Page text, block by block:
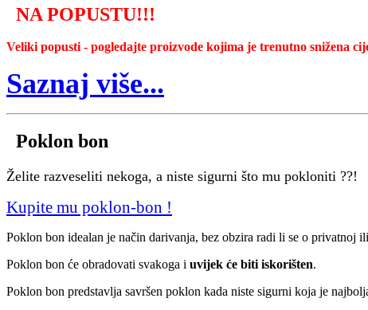
NA POPUSTU!!!
Veliki popusti - pogledajte proizvode kojima je trenutno snižena
Saznaj više...
Poklon bon
Želite razveseliti nekoga, a niste sigurni što mu pokloniti ??!
Kupite mu poklon-bon !
Poklon bon idealan je način darivanja, bez obzira radi li se o privatnoj
Poklon bon će obradovati svakoga i uvijek će biti iskorišten.
Poklon bon predstavlja savršen poklon kada niste sigurni koja je